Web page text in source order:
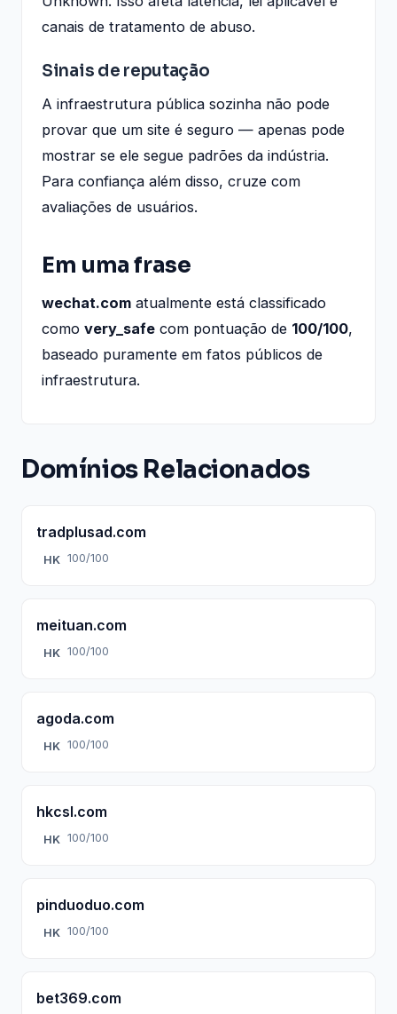
canais de tratamento de abuso.
Sinais de reputação
A infraestrutura pública sozinha não pode
provar que um site é seguro — apenas pode
mostrar se ele segue padrões da indústria.
Para confiança além disso, cruze com
avaliações de usuários.
Em uma frase
wechat.com atualmente está classificado
como very_safe com pontuação de 100/100,
baseado puramente em fatos públicos de
infraestrutura.
Domínios Relacionados
tradplusad.com
HK 100/100
meituan.com
HK 100/100
agoda.com
HK 100/100
hkcsl.com
HK 100/100
pinduoduo.com
HK 100/100
bet369.com